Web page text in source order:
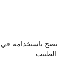
باستخدامه
الطبيب.